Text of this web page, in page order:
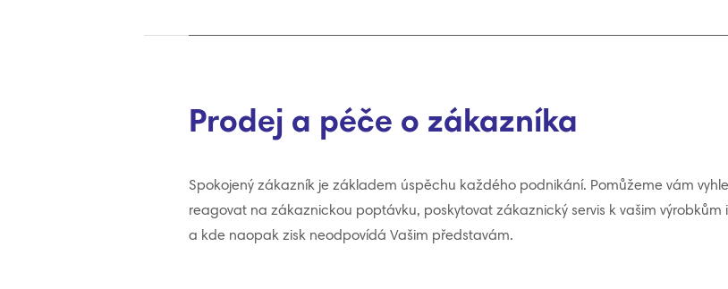
Prodej a péče o zákazníka
Spokojený zákazník je základem úspěchu každého podnikání. Pomůžeme vám
reagovat na zákaznickou poptávku, poskytovat zákaznický servis k vašim výrobkům
a kde naopak zisk neodpovídá Vašim představám.